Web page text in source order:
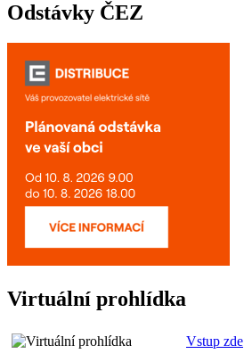
Odstávky ČEZ
Virtuální prohlídka
Vstup zde